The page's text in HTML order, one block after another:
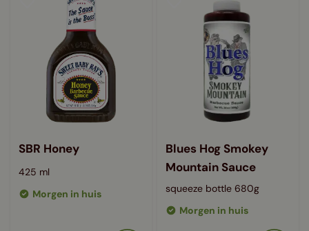
SBR Honey
425 ml
Morgen in huis
Blues Hog Smokey
Mountain Sauce
squeeze bottle 680g
Morgen in huis